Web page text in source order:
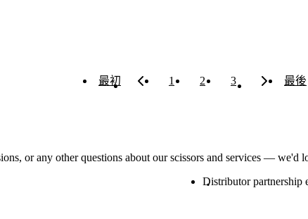
最初 1 2 3 最後
or any other questions about our scissors and services — we'd
Distributor partnership